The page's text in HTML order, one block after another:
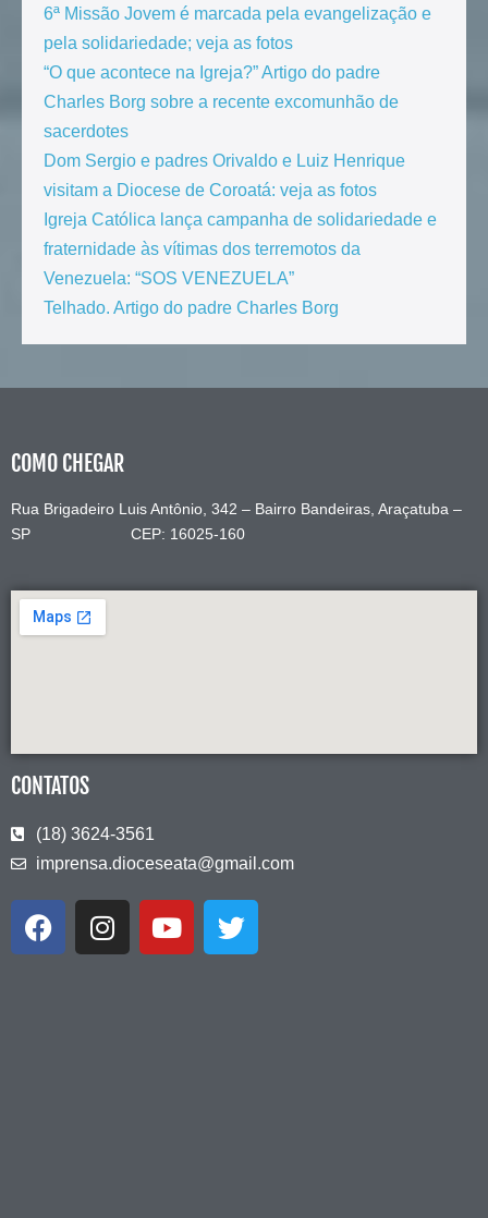
6ª Missão Jovem é marcada pela evangelização e
pela solidariedade; veja as fotos
“O que acontece na Igreja?” Artigo do padre
Charles Borg sobre a recente excomunhão de
sacerdotes
Dom Sergio e padres Orivaldo e Luiz Henrique
visitam a Diocese de Coroatá: veja as fotos
Igreja Católica lança campanha de solidariedade e
fraternidade às vítimas dos terremotos da
Venezuela: “SOS VENEZUELA”
Telhado. Artigo do padre Charles Borg
COMO CHEGAR
Rua Brigadeiro Luis Antônio, 342 – Bairro Bandeiras, Araçatuba –
SP CEP: 16025-160
CONTATOS
(18) 3624-3561
imprensa.dioceseata@gmail.com